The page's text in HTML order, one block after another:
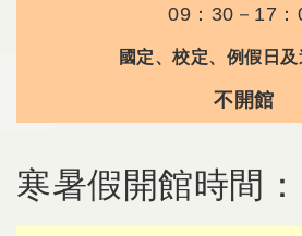
09：30－17：
國定、校定、例假日及
不開館
寒暑假開館時間：